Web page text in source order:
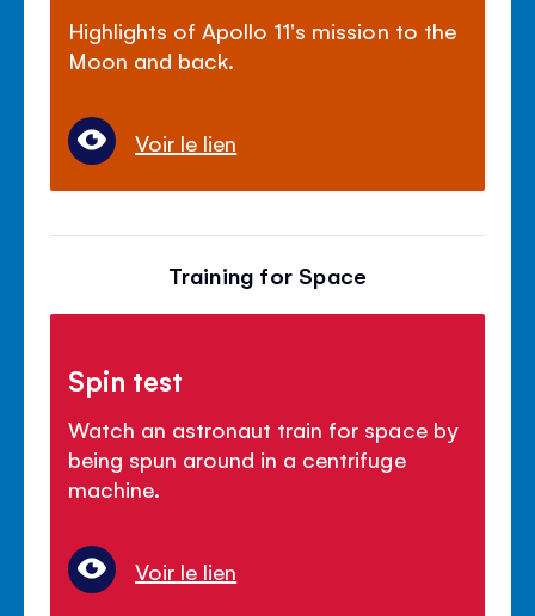
Highlights of Apollo 11's mission to the
Moon and back.
Voir le lien
Training for Space
Spin test
Watch an astronaut train for space by
being spun around in a centrifuge
machine.
Voir le lien